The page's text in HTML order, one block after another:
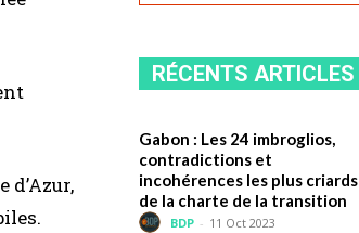
RÉCENTS ARTICLES
Gabon : Les 24 imbroglios,
contradictions et
incohérences les plus criards
de la charte de la transition
BDP - 11 Oct 2023